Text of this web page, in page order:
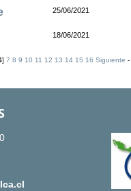
25/06/2021
18/06/2021
] 7 8 9 10 11 12 13 14 15 16 Siguiente -